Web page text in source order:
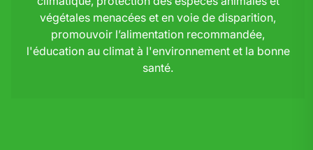
végétales menacées et en voie de disparition,
promouvoir l’alimentation recommandée,
l'éducation au climat à l'environnement et la bonne
santé.